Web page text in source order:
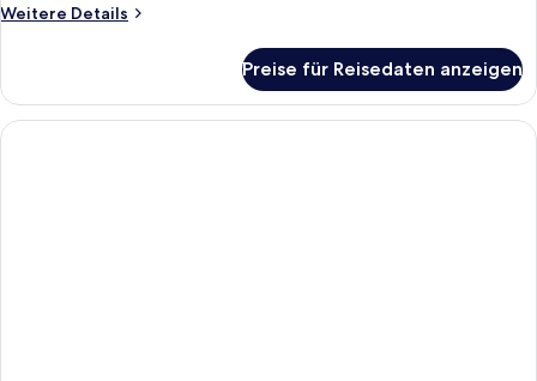
Weitere Details
Weitere
Doppelzimmer
Preise für Reisedaten anzeigen